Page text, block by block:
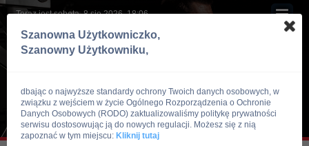
Teraz jest sobota, 8 sie 2026, 18:06
Szanowna Użytkowniczko,
Szanowny Użytkowniku,
dbając o najwyższe standardy ochrony Twoich danych osobowych, w
związku z wejściem w życie Ogólnego Rozporządzenia o Ochronie
Danych Osobowych (RODO) zaktualizowaliśmy politykę prywatności
serwisu dostosowując ją do nowych regulacji. Możesz się z nią
zapoznać w tym miejscu: Kliknij tutaj